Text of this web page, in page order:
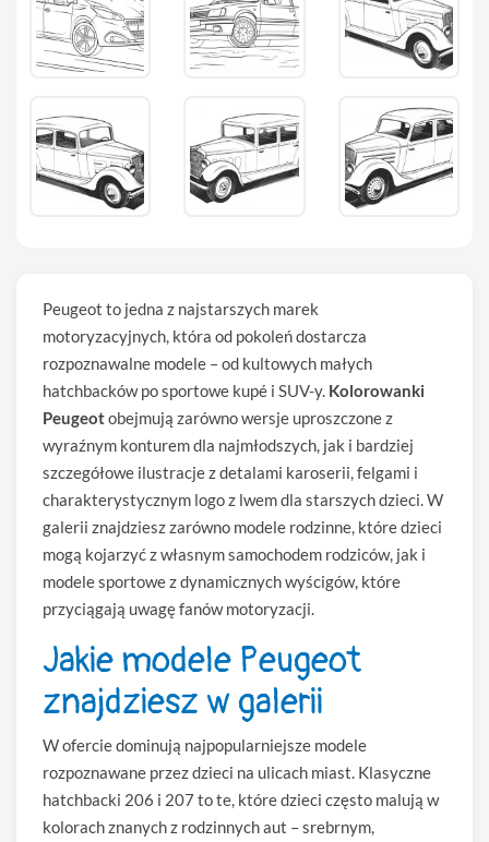
Peugeot to jedna z najstarszych marek
motoryzacyjnych, która od pokoleń dostarcza
rozpoznawalne modele – od kultowych małych
hatchbacków po sportowe kupé i SUV-y. Kolorowanki
Peugeotobejmują zarówno wersje uproszczone z
wyraźnym konturem dla najmłodszych, jak i bardziej
szczegółowe ilustracje z detalami karoserii, felgami i
charakterystycznym logo z lwem dla starszych dzieci. W
galerii znajdziesz zarówno modele rodzinne, które dzieci
mogą kojarzyć z własnym samochodem rodziców, jak i
modele sportowe z dynamicznych wyścigów, które
przyciągają uwagę fanów motoryzacji.
Jakie modele Peugeot
znajdziesz w galerii
W ofercie dominują najpopularniejsze modele
rozpoznawane przez dzieci na ulicach miast. Klasyczne
hatchbacki 206 i 207 to te, które dzieci często malują w
kolorach znanych z rodzinnych aut – srebrnym,